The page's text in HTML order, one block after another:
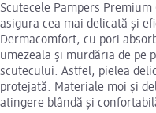
Scutecele Pampers
asigura cea mai delicată și
Dermacomfort, cu pori
umezeala și murdăria de pe
scutecului. Astfel, pielea
protejată. Materiale moi și
atingere blândă și